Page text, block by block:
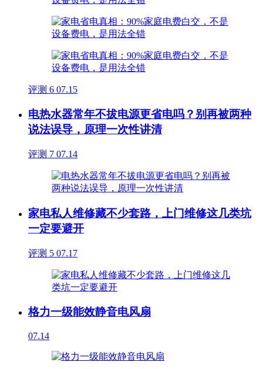
评测 6 07.15
电热水器常年不拔电源更省电吗？别再被两种
说法误导，原理一次性讲清
评测 7 07.14
家电私人维修藏不少套路，上门维修这几类坑
一定要避开
评测 5 07.17
格力一级能效静音电风扇
07.14